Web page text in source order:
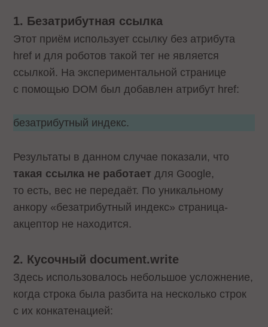
1. Безатрибутная ссылка
Этот приём использует ссылку без атрибута
href и для роботов такой тег не является
ссылкой. На экспериментальной странице
с помощью DOM был добавлен атрибут href:
безатрибутный индекс.
Результаты в данном случае показали, что
такая ссылка не работает для Google,
то есть, вес не передаёт. По уникальному
анкору «безатрибутный индекс» страница-
акцептор не находится.
2. Кусочный document.write
Здесь использовалось небольшое усложнение,
когда строка была разбита на несколько строк
с их конкатенацией: